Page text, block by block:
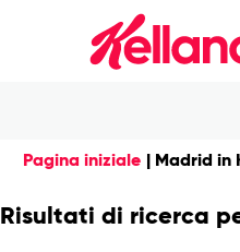
Pagina iniziale | Madrid in
Risultati di ricerca